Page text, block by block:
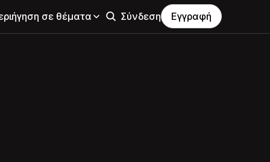
σε θέματα Σύνδεση Εγγραφή